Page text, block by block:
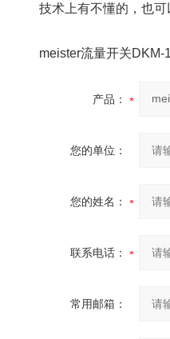
技术上有不懂的，也可
meister流量开关DKM-
产品：
您的单位：
您的姓名：
联系电话：
常用邮箱：